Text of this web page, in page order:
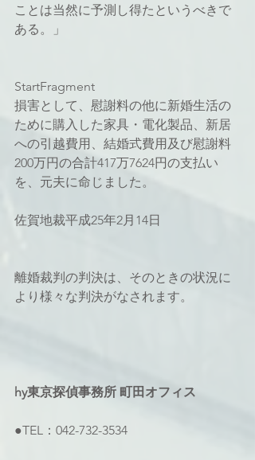
ことは当然に予測し得たというべきで
ある。」
StartFragment
損害として、慰謝料の他に新婚生活の
ために購入した家具・電化製品、新居
への引越費用、結婚式費用及び慰謝料
200万円の合計417万7624円の支払い
を、元夫に命じました。
佐賀地裁平成25年2月14日
離婚裁判の判決は、そのときの状況に
より様々な判決がなされます。
hy東京探偵事務所 町田オフィス
●TEL：042-732-3534